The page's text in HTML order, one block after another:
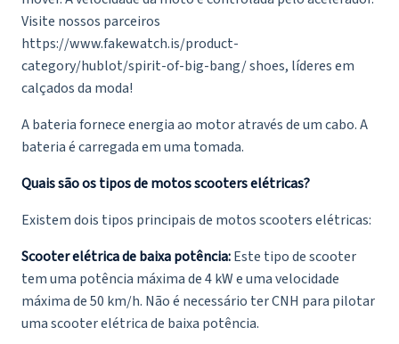
Visite nossos parceiros
https://www.fakewatch.is/product-
category/hublot/spirit-of-big-bang/ shoes, líderes em
calçados da moda!
A bateria fornece energia ao motor através de um cabo. A
bateria é carregada em uma tomada.
Quais são os tipos de motos scooters elétricas?
Existem dois tipos principais de motos scooters elétricas:
Scooter elétrica de baixa potência:Este tipo de scooter
tem uma potência máxima de 4 kW e uma velocidade
máxima de 50 km/h. Não é necessário ter CNH para pilotar
uma scooter elétrica de baixa potência.